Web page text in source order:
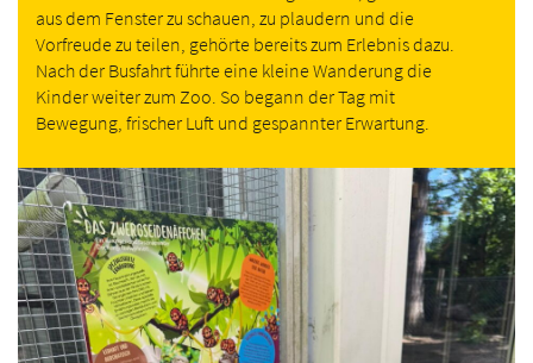
aus dem Fenster zu schauen, zu plaudern und die
Vorfreude zu teilen, gehörte bereits zum Erlebnis dazu.
Nach der Busfahrt führte eine kleine Wanderung die
Kinder weiter zum Zoo. So begann der Tag mit
Bewegung, frischer Luft und gespannter Erwartung.